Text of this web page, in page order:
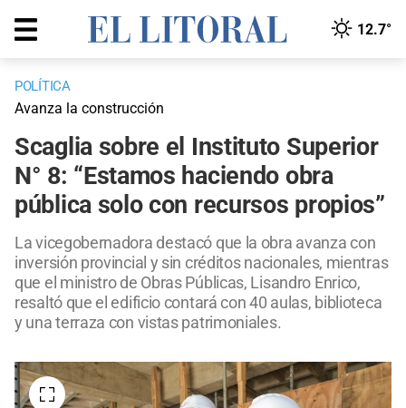
12.7°
POLÍTICA
Avanza la construcción
Scaglia sobre el Instituto Superior
N° 8: “Estamos haciendo obra
pública solo con recursos propios”
La vicegobernadora destacó que la obra avanza con
inversión provincial y sin créditos nacionales, mientras
que el ministro de Obras Públicas, Lisandro Enrico,
resaltó que el edificio contará con 40 aulas, biblioteca
y una terraza con vistas patrimoniales.